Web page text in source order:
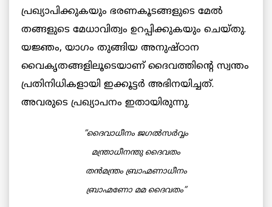
പ്രഖ്യാപിക്കുകയും ഭരണകൂടങ്ങളുടെ മേല്‍
തങ്ങളുടെ മേധാവിത്വം ഉറപ്പിക്കുകയും ചെയ്തു.
യജ്ഞം, യാഗം തുങ്ങിയ അനുഷ്ഠാന
വൈകൃതങ്ങളിലൂടെയാണ് ദൈവത്തിന്റെ സ്വന്തം
പ്രതിനിധികളായി ഇക്കൂട്ടര്‍ അഭിനയിച്ചത്.
അവരുടെ പ്രഖ്യാപനം ഇതായിരുന്നു.
”ദൈവാധീനം ജഗല്‍സര്‍വ്വം
മന്ത്രാധീനന്തു ദൈവതം
തന്‍മന്ത്രം ബ്രാഹ്മണാധീനം
ബ്രാഹ്മണോ മമ ദൈവതം”